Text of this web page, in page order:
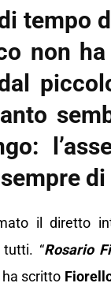
tempo
non
di
il diretto
tutti. “Rosario
ha scritto